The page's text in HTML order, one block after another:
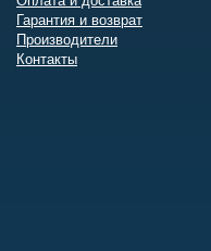
Гарантия и возврат
Производители
Контакты